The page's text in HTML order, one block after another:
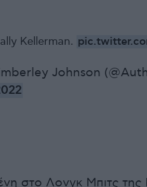
Kellerman.
Johnson
στο Λονγκ Μπιτς